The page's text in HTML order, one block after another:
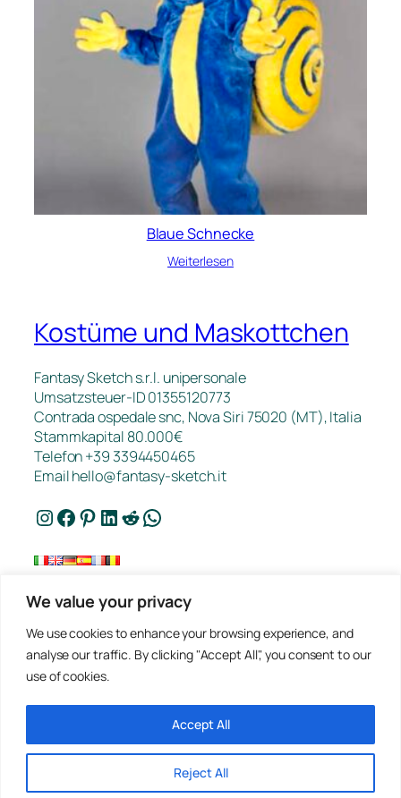
We value your privacy
We use cookies to enhance your browsing experience, and
analyse our traffic. By clicking "Accept All", you consent to our
use of cookies.
Reject All
Accept All
Blaue Schnecke
Weiterlesen
Kostüme und Maskottchen
Fantasy Sketch s.r.l. unipersonale
Umsatzsteuer-ID 01355120773
Contrada ospedale snc, Nova Siri 75020 (MT), Italia
Stammkapital 80.000€
Telefon +39 3394450465
Emailhello@fantasy-sketch.it
Instagram Facebook Pinterest LinkedIn Reddit WhatsApp
FAQ
Arbeiten
Datenschutz
Angebotsanfrage
Verkaufsbedingungen